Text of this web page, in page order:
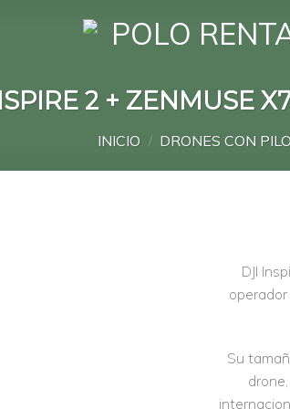
2 + ZENMUSE
INICIO / DRONES CON
DJI
Su